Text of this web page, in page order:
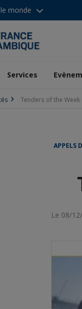
monde
Services
Tenders of the Week
APPELS
Le 08/